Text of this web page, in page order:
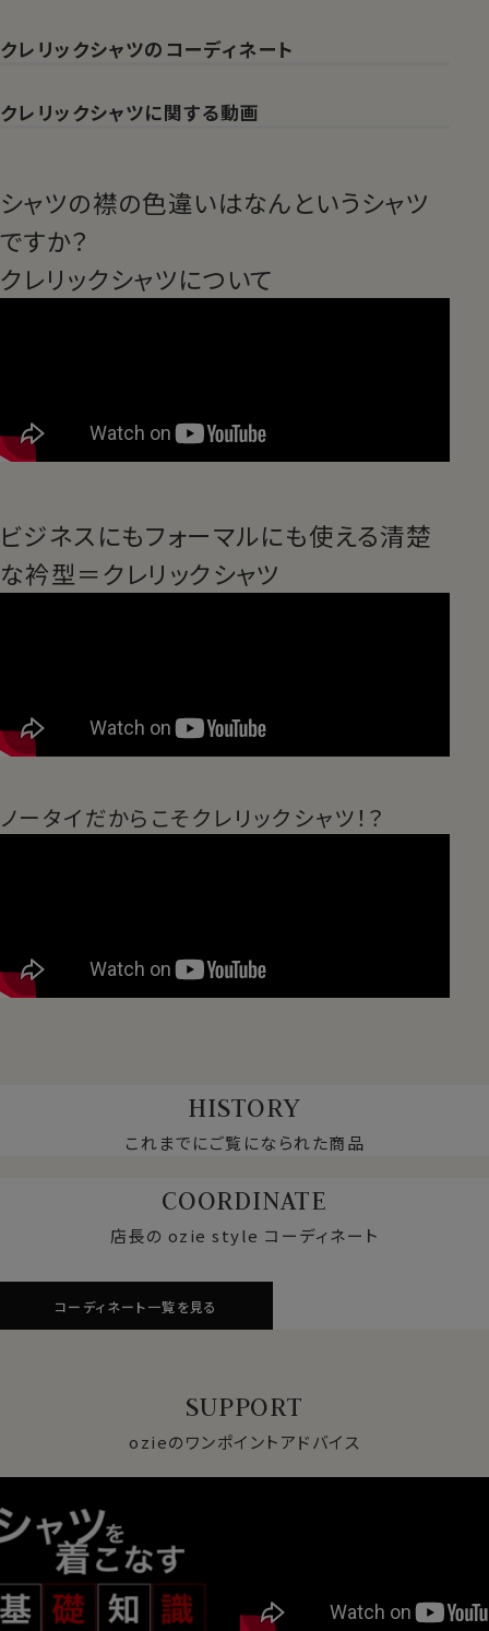
クレリックシャツのコーディネート
クレリックシャツに関する動画
シャツの襟の色違いはなんというシャツ
ですか？
クレリックシャツについて
ビジネスにもフォーマルにも使える清楚
な衿型＝クレリックシャツ
ノータイだからこそクレリックシャツ！？
HISTORY
これまでにご覧になられた商品
COORDINATE
店長の ozie style コーディネート
コーディネート一覧を見る
SUPPORT
ozieのワンポイントアドバイス